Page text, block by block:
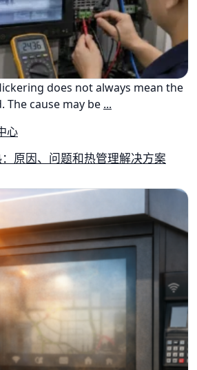
does not always mean the
The cause may be ...
心
原因、问题和热管理解决方案